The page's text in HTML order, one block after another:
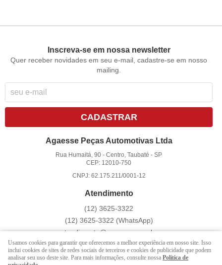
Inscreva-se em nossa newsletter
Quer receber novidades em seu e-mail, cadastre-se em nosso
mailing.
CADASTRAR
Agaesse Peças Automotivas Ltda
Rua Humaitá, 90 -Centro, Taubaté -SP
CEP: 12010-750
CNPJ: 62.175.211/0001-12
Atendimento
(12) 3625-3322
(12) 3625-3322 (WhatsApp)
atendimento@agaesse.com.br
LOJA VIRTUAL CRIADA POR
Usamos cookies para garantir que oferecemos a melhor experiência em nosso site. Isso
inclui cookies de sites de redes sociais de terceiros e cookies de publicidade que podem
analisar seu uso deste site. Para mais informações, consulte nossa Política de